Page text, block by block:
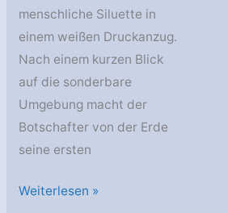
menschliche Siluette in
einem weißen Druckanzug.
Nach einem kurzen Blick
auf die sonderbare
Umgebung macht der
Botschafter von der Erde
seine ersten
Aurora:
Weiterlesen »